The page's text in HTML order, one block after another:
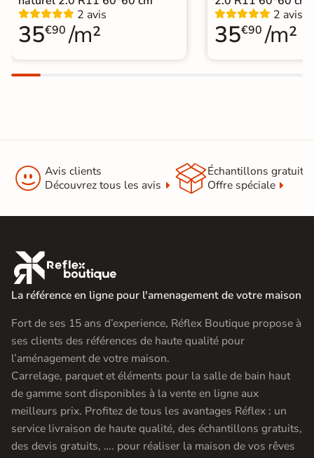
|Dalle sur plots livraison express
2 avis
35€90 /m²
2 avis
35€90 /m²
 Avis clients
Découvrez tous les avis
Échantillons gratuit
Offre spéciale

La référence en ligne pour l'amenagement de votre maison
Fort de ses 15 ans d’experience, Réflex Boutique propose à
ses clients des références de haute qualité pour
l’aménagement de votre maison.
Carrelage, parquet et éléments pour la salle de bain haut
de gamme sont disponibles à la vente en ligne aux
meilleurs prix. Profitez de tous les avantages Réflex : un
service livraison de haute qualité, des échantillons gratuits,
des devis gratuits, …. pour réaliser la maison de vos rêves